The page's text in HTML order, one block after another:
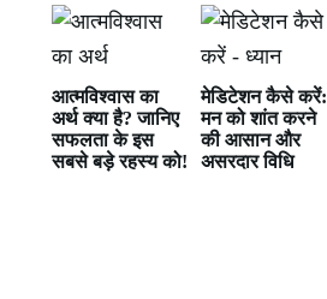
आत्मविश्वास का
अर्थ क्या है? जानिए
सफलता के इस
सबसे बड़े रहस्य को!
मेडिटेशन कैसे करें:
मन को शांत करने
की आसान और
असरदार विधि